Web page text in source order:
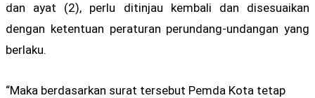
dan ayat (2), perlu ditinjau kembali dan disesuaikan
dengan ketentuan peraturan perundang-undangan yang
berlaku.
“Maka berdasarkan surat tersebut Pemda Kota tetap